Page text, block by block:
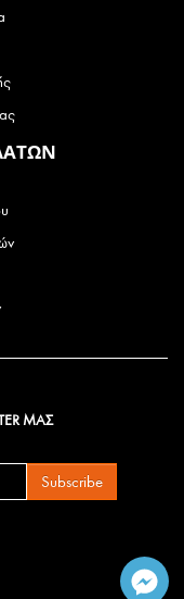
ΜΑΣ
Subscribe